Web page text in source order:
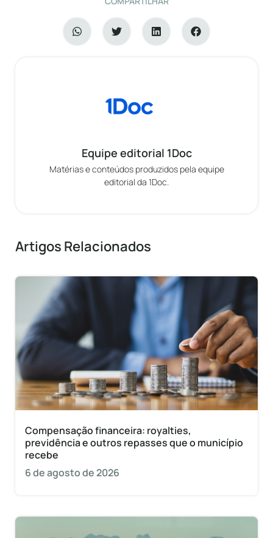
Equipe editorial 1Doc
Matérias e conteúdos produzidos pela equipe
editorial da 1Doc.
Artigos Relacionados
Compensação financeira: royalties,
previdência e outros repasses que o município
recebe
6 de agosto de 2026